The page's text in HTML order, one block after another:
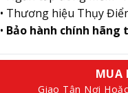
• Thương hiệu Thụy
• Bảo hành chính hãng
MUA
Giao Tận Nơi